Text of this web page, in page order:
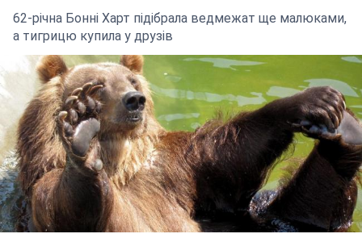
62-річна Бонні Харт підібрала ведмежат ще малюками,
а тигрицю купила у друзів